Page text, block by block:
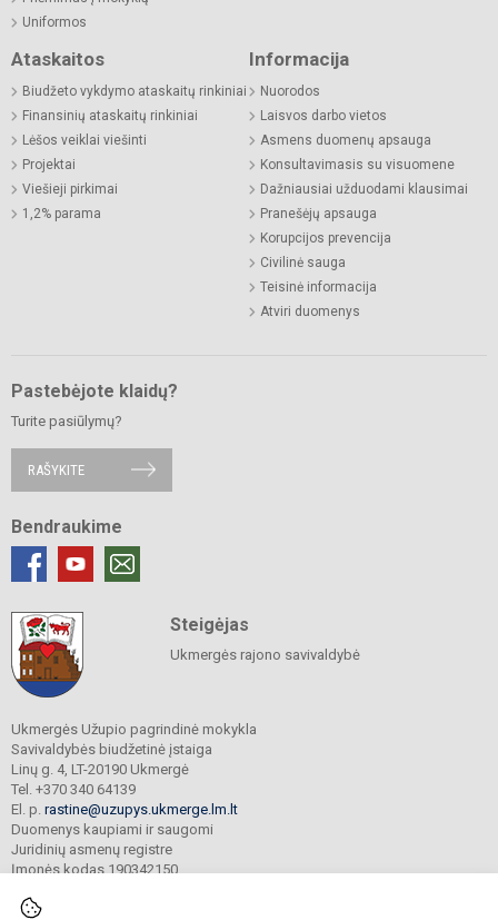
Uniformos
Ataskaitos
Biudžeto vykdymo ataskaitų rinkiniai
Finansinių ataskaitų rinkiniai
Lėšos veiklai viešinti
Projektai
Viešieji pirkimai
1,2% parama
Informacija
Nuorodos
Laisvos darbo vietos
Asmens duomenų apsauga
Konsultavimasis su visuomene
Dažniausiai užduodami klausimai
Pranešėjų apsauga
Korupcijos prevencija
Civilinė sauga
Teisinė informacija
Atviri duomenys
Pastebėjote klaidų?
Turite pasiūlymų?
RAŠYKITE
Bendraukime
Steigėjas
Ukmergės rajono savivaldybė
Ukmergės Užupio pagrindinė mokykla
Savivaldybės biudžetinė įstaiga
Linų g. 4, LT-20190 Ukmergė
Tel. +370 340 64139
El. p. rastine@uzupys.ukmerge.lm.lt
Duomenys kaupiami ir saugomi
Juridinių asmenų registre
Įmonės kodas 190342150